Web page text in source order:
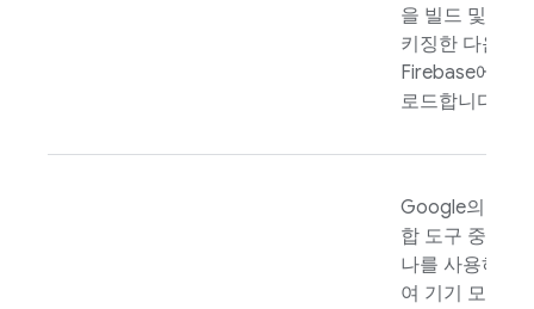
을 빌드 및 패
키징한 다음
Firebase에 업
로드합니다.
Google의 통
합 도구 중 하
나를 사용하
여 기기 모음,